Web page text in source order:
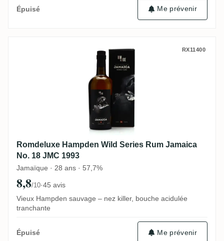
Épuisé Me prévenir
Romdeluxe Hampden Wild Series Rum
RX11400
Romdeluxe Hampden Wild Series Rum Jamaica
No. 18 JMC 1993
Jamaïque · 28 ans · 57,7%
8,8/10·45 avis
Vieux Hampden sauvage – nez killer, bouche acidulée
tranchante
Épuisé Me prévenir